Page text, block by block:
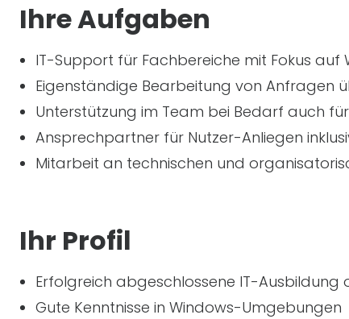
Ihre Aufgaben
IT-Support für Fachbereiche mit Fokus auf
Eigenständige Bearbeitung von Anfragen
Unterstützung im Team bei Bedarf auch
Ansprechpartner für Nutzer-Anliegen
Mitarbeit an technischen und
Ihr Profil
Erfolgreich abgeschlossene IT-Ausbildung
Gute Kenntnisse in Windows-Umgebungen